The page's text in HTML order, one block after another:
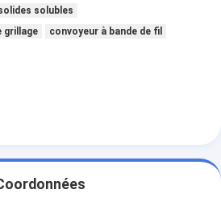
solubles
grillage
convoyeur à bande de fil